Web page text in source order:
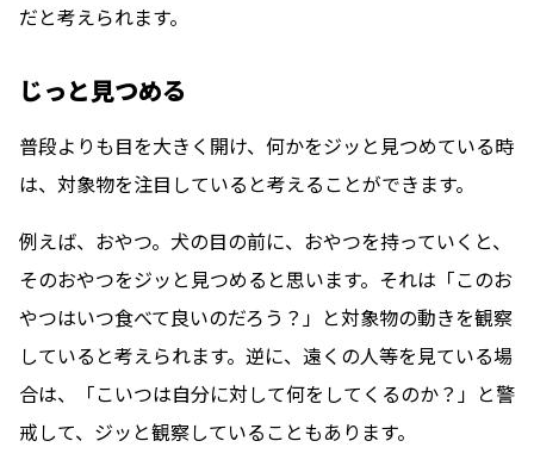
だと考えられます。
じっと見つめる
普段よりも目を大きく開け、何かをジッと見つめている時
は、 対象物を注目している と考えることができます。
例えば、おやつ。犬の目の前に、おやつを持っていくと、
そのおやつをジッと見つめると思います。それは「このお
やつはいつ食べて良いのだろう？」と対象物の動きを観察
していると考えられます。逆に、遠くの人等を見ている場
合は、「こいつは自分に対して何をしてくるのか？」と警
戒して、ジッと観察していることもあります。